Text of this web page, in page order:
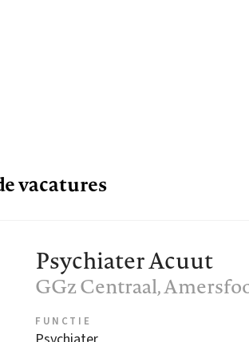
vacatures
Psychiater Acuut
GGz Centraal,
FUNCTIE